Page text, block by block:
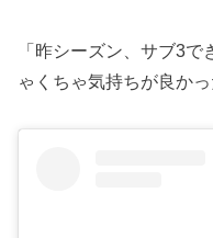
「昨シーズン、サブ3
ゃくちゃ気持ちが良かっ